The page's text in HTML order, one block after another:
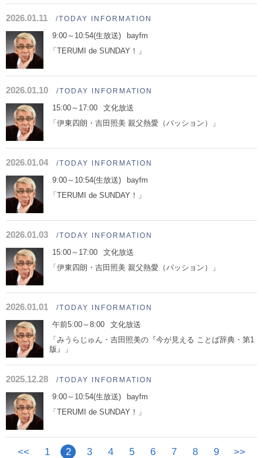
2026.01.11 /TODAY INFORMATION
9:00～10:54(生放送)
bayfm
「TERUMI de SUNDAY！」
2026.01.10 /TODAY INFORMATION
15:00～17:00
文化放送
「伊東四朗・吉田照美 親父熱愛（パッション）」
2026.01.04 /TODAY INFORMATION
9:00～10:54(生放送)
bayfm
「TERUMI de SUNDAY！」
2026.01.03 /TODAY INFORMATION
15:00～17:00
文化放送
「伊東四朗・吉田照美 親父熱愛（パッション）」
2026.01.01 /TODAY INFORMATION
午前5:00～8:00
文化放送
「みうらじゅん・吉田照美の『今が見える ことば辞典・第1
版』」
2025.12.28 /TODAY INFORMATION
9:00～10:54(生放送)
bayfm
「TERUMI de SUNDAY！」
<< 1 2 3 4 5 6 7 8 9 >>